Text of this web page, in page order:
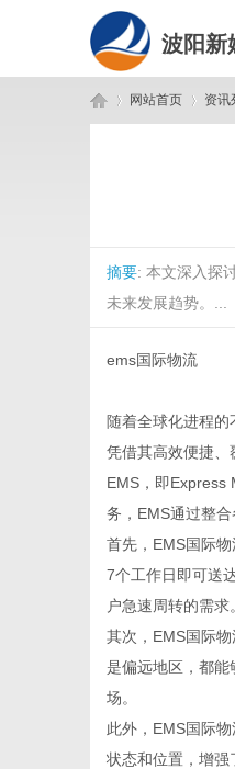
波阳新
网站首页 资讯
摘要: 本文深入探
未来发展趋势。...
ems国际物流
随着全球化进程
凭借其高效便捷、
EMS，即Express
务，EMS通过整
首先，EMS国际
7个工作日即可送
户急速周转的需求。
其次，EMS国际
是偏远地区，都能
场。
此外，EMS国际
状态和位置，增强